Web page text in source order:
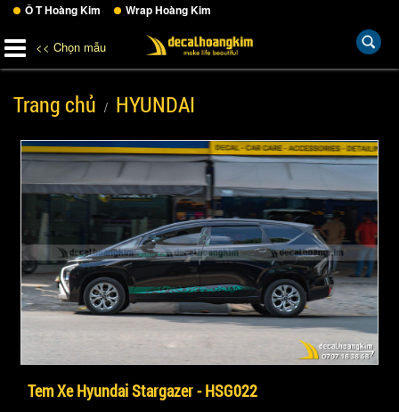
Ô T Hoàng Kim Wrap Hoàng Kim
<< Chọn mẫu
Trang chủ HYUNDAI
Tem Xe Hyundai Stargazer - HSG022